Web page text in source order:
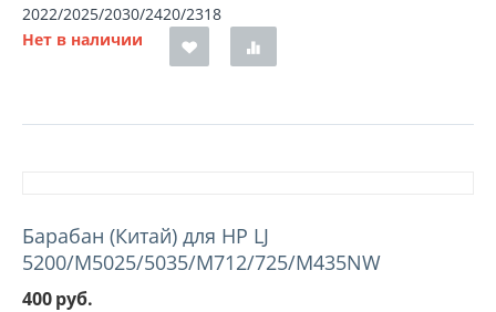
2022/2025/2030/2420/2318
Нет в наличии
Барабан (Китай) для HP LJ
5200/M5025/5035/M712/725/M435NW
400руб.